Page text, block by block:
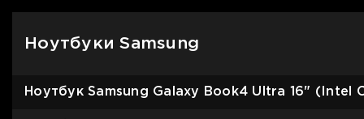
Ноутбуки Samsung
Ноутбук Samsung Galaxy Book4 Ultra 16" (Intel